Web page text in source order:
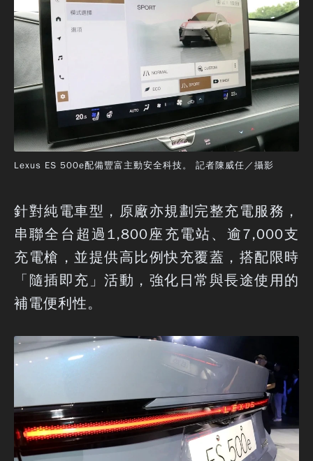
Lexus ES 500e配備豐富主動安全科技。 記者陳威任／攝影
針對純電車型，原廠亦規劃完整充電服務，
串聯全台超過1,800座充電站、逾7,000支
充電槍，並提供高比例快充覆蓋，搭配限時
「隨插即充」活動，強化日常與長途使用的
補電便利性。